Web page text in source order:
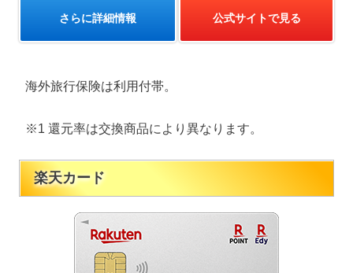
さらに詳細情報 公式サイトで見る
海外旅行保険は利用付帯。
※1 還元率は交換商品により異なります。
楽天カード